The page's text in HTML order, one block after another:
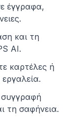
έγγραφα,
και τη
AI.
καρτέλες ή
συγγραφή
τη σαφήνεια.